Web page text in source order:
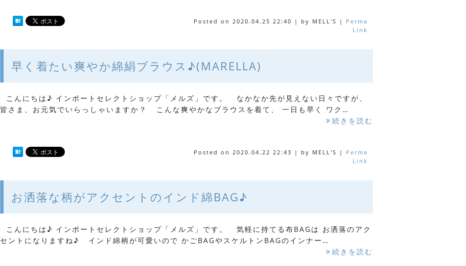
Posted on 2020.04.25 22:40 | by MELL'S | Perma
Link
早く着たい爽やか綿絹ブラウス♪(MARELLA)
こんにちは♪ インポートセレクトショップ「メルズ」です。 なかなか先が見えない日々ですが、
皆さま、お元気でいらっしゃいますか？ こんな爽やかなブラウスを着て、 一日も早く ワク…
続きを読む
Posted on 2020.04.22 22:43 | by MELL'S | Perma
Link
お洒落な柄がアクセントのインド綿BAG♪
こんにちは♪ インポートセレクトショップ「メルズ」です。 気軽に持てる布BAGは お洒落のアク
セントになりますね♪ インド綿柄が可愛いので かごBAGやスケルトンBAGのインナー…
続きを読む